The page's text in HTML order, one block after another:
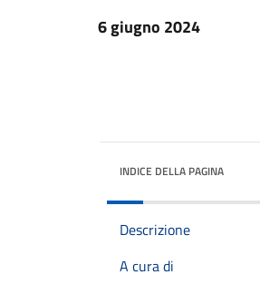
6 giugno 2024
INDICE DELLA PAGINA
Descrizione
A cura di